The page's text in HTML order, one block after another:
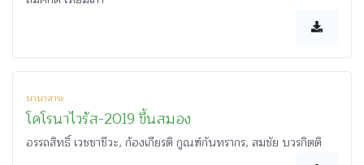
นานาสาระ
โคโรนาไวรัส-2019 ขึ้นสมอง
อรรถสิทธิ์ เวชชาชีวะ, ก้องเกียรติ กูณฑ์กันทรากร, สมชัย บวรกิตติ